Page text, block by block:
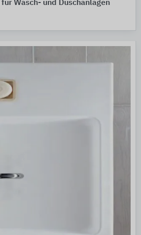
Wasch- und Duschanlagen